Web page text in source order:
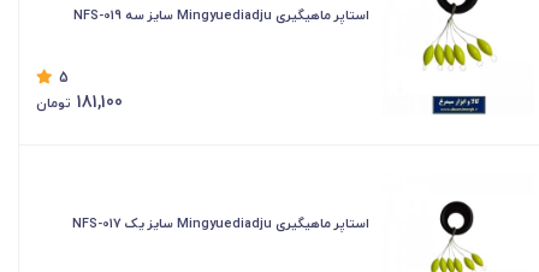
استاپر ماهیگیری Mingyuediadju سایز سه NFS-019
5
181,100 تومان
استاپر ماهیگیری Mingyuediadju سایز یک NFS-017